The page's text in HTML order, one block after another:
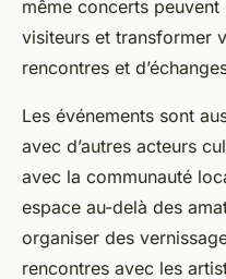
même concerts peuvent
visiteurs et transformer
rencontres et
Les événements sont
avec d’autres acteurs
avec la communauté
espace au-delà des
organiser des
rencontres avec les